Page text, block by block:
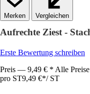
Vergleichen
Aufrechte Ziest -
Erste Bewertung schreiben
Preis — 9,49 € * Alle
pro ST9,49 €*/ ST